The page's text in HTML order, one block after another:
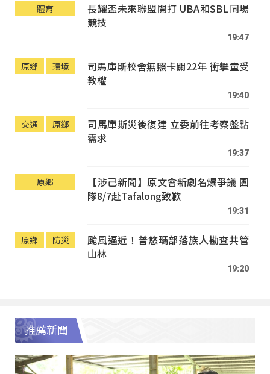
體育
長耀盃未來聯盟開打 UBA和SBL同場
競技
19:47
原鄉 環境
司馬庫斯校舍無照卡關22年 衝擊童受
教權
19:40
交通 原鄉
司馬庫斯災後復建 立委前往考察盤點
需求
19:37
原鄉
【涉己新聞】原文會新劇名爆爭議 團
隊8/7赴Tafalong致歉
19:31
原鄉 防災
颱風逼近！普悠瑪部落族人勘查共管
山林
19:20
推薦新聞